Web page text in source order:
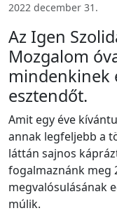
2022 december 31.
Az Igen
Mozgalom
mindenkinek
esztendőt.
Amit egy éve
annak legfeljebb a
láttán sajnos
fogalmaznánk meg
megvalósulásának
múlik.